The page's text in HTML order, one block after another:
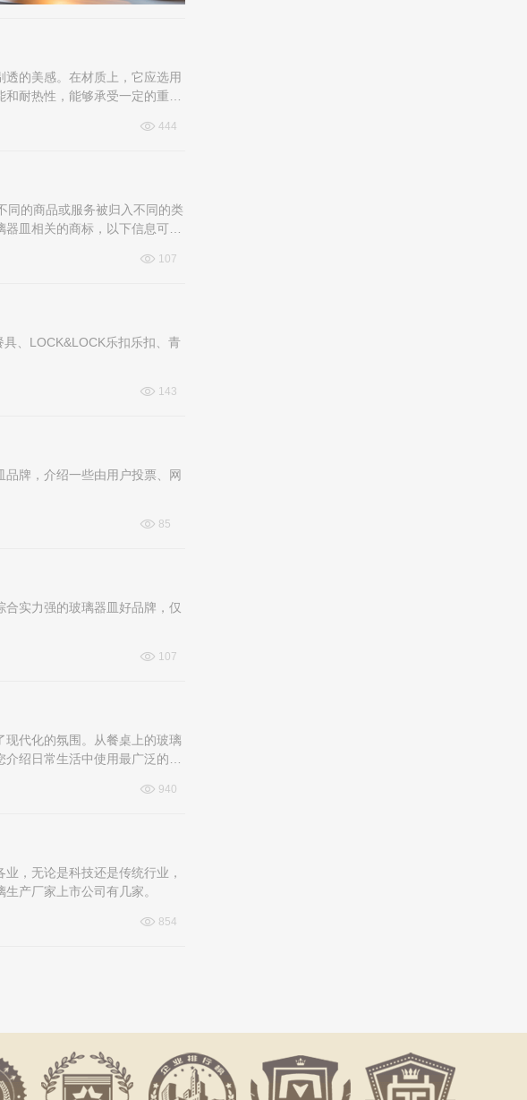
的美感。在材质上，它应选用
耐热性，能够承受一定的重
444
同的商品或服务被归入不同的类
皿相关的商标，以下信息可以
107
、LOCK&LOCK乐扣乐扣、青
143
牌，介绍一些由用户投票、网
85
实力强的玻璃器皿好品牌，仅
107
代化的氛围。从餐桌上的玻璃
绍日常生活中使用最广泛的十
940
，无论是科技还是传统行业，
产厂家上市公司有几家。
854